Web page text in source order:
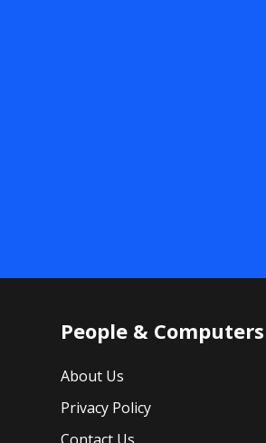
People & Computers
About Us
Privacy Policy